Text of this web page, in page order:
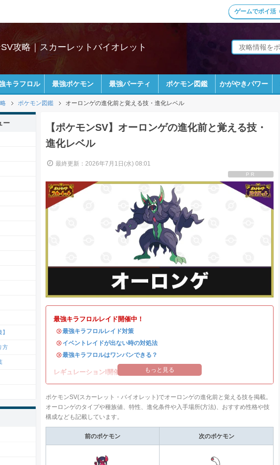
ゲームでポイ活
攻略｜スカーレットバイオレット
キラフロル 最強ポケモン 最強パーティ ポケモン図鑑 かがやきパワー
ポケモン図鑑 オーロンゲの進化前と覚える技・進化レベル
【ポケモンSV】オーロンゲの進化前と覚える技・
進化レベル
最終更新：2026年7月1日(水) 08:01
PR
最強キラフロルレイド開催中！
・最強キラフロルレイド対策
・ イベントレイドが出ない時の対処法
・最強キラフロルはワンパンできる？
レギュレーションI開催中！ もっと見る
ポケモンSV(スカーレット・バイオレット)でオーロンゲの進化前と覚える技を掲載。
オーロンゲのタイプや種族値、特性、進化条件や入手場所(方法)、おすすめ性格や技
構成なども記載しています。
前のポケモン 次のポケモン
ー
方